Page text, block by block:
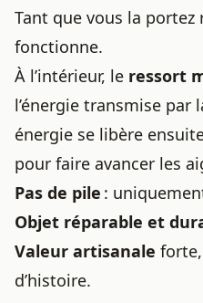
Tant que vous la
fonctionne.
À l’intérieur, le ressort
l’énergie transmise par
énergie se libère
pour faire avancer les
Pas de pile :
Objet réparable et
Valeur artisanale
d’histoire.